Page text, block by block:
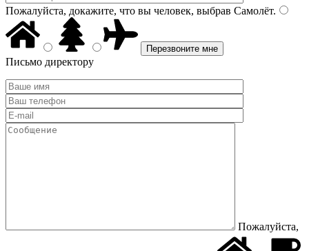
Пожалуйста, докажите, что вы человек, выбрав Самолёт.
Письмо директору
Пожалуйста,